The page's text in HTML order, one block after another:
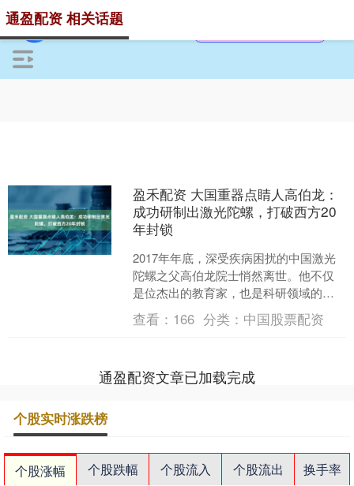
通盈配资 相关话题
盈禾配资 大国重器点睛人高伯龙：
成功研制出激光陀螺，打破西方20
年封锁
2017年年底，深受疾病困扰的中国激光
陀螺之父高伯龙院士悄然离世。他不仅
是位杰出的教育家，也是科研领域的一
位伟大人物。高伯龙院士为中国的激光
陀螺技术奋斗了整整4....
查看： 166 分类： 中国股票配资
通盈配资文章已加载完成
个股实时涨跌榜
个股涨幅 个股跌幅 个股流入 个股流出
换手率